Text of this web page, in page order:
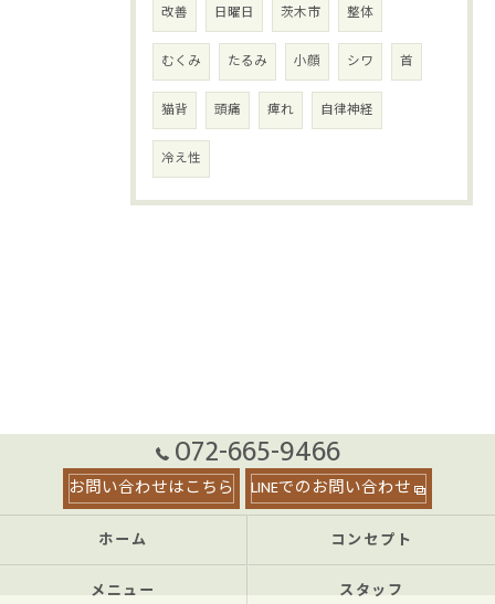
改善 日曜日 茨木市 整体
むくみ たるみ 小顔 シワ 首
猫背 頭痛 痺れ 自律神経
冷え性
072-665-9466
お問い合わせはこちら LINEでのお問い合わせ
ホーム コンセプト
メニュー スタッフ